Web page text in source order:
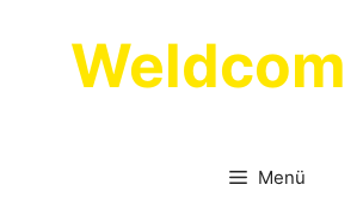
tartalombaWeldcom
Menü